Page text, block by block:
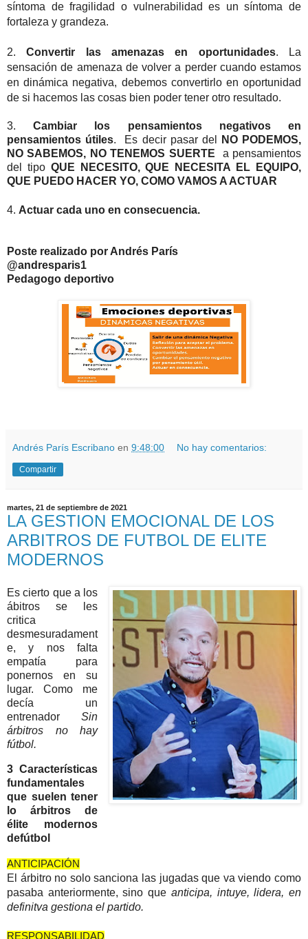
síntoma de fragilidad o vulnerabilidad es un síntoma de
fortaleza y grandeza.
2. Convertir las amenazas en oportunidades. La
sensación de amenaza de volver a perder cuando estamos
en dinámica negativa, debemos convertirlo en oportunidad
de si hacemos las cosas bien poder tener otro resultado.
3.Cambiar los pensamientos negativos en
pensamientos útiles. Es decir pasar del
NO PODEMOS,
NO SABEMOS, NO TENEMOS SUERTE a pensamientos
del tipo QUE NECESITO, QUE NECESITA EL EQUIPO,
QUE PUEDO HACER YO, COMO VAMOS A ACTUAR
4. Actuar cada uno en consecuencia.
Poste realizado por Andrés París
@andresparis1
Pedagogo deportivo
Andrés París Escribano en 9:48:00 No hay comentarios:
Compartir
martes, 21 de septiembre de 2021
LA GESTION EMOCIONAL DE LOS
ARBITROS DE FUTBOL DE ELITE
MODERNOS
Es cierto que a los
ábitros se les
critica
desmesuradament
e, y nos falta
empatía para
ponernos en su
lugar. Como me
decía un
entrenador Sin
árbitros no hay
fútbol.
3 Características
fundamentales
que suelen tener
lo árbitros de
élite modernos
defútbol
ANTICIPACIÓN
El árbitro no solo sanciona las jugadas que va viendo como
pasaba anteriormente, sino que anticipa, intuye, lidera, en
definitva gestiona el partido.
RESPONSABILIDAD